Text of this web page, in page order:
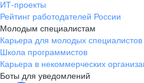
ИТ-проекты
Рейтинг работодателей России
Молодым специалистам
Карьера для молодых специалистов
Школа программистов
Карьера в некоммерческих
Боты для уведомлений